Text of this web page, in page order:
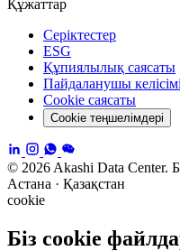
Құжаттар
Серіктестер
ESG
Құпиялылық саясаты
Пайдаланушы келісімі
Cookie саясаты
Cookie теңшелімдері
© 2026 Akashi Data Center.
Астана · Қазақстан
cookie
Біз cookie